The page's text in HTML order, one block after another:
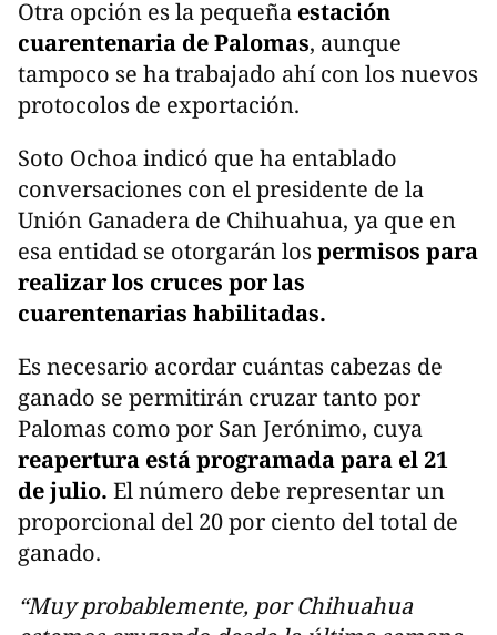
Otra opción es la pequeña estación
cuarentenaria de Palomas, aunque
tampoco se ha trabajado ahí con los nuevos
protocolos de exportación.
Soto Ochoa indicó que ha entablado
conversaciones con el presidente de la
Unión Ganadera de Chihuahua, ya que en
esa entidad se otorgarán los permisos para
realizar los cruces por las
cuarentenarias habilitadas.
Es necesario acordar cuántas cabezas de
ganado se permitirán cruzar tanto por
Palomas como por San Jerónimo, cuya
reapertura está programada para el 21
de julio. El número debe representar un
proporcional del 20 por ciento del total de
ganado.
“Muy probablemente, por Chihuahua